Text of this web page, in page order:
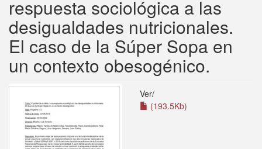
respuesta sociológica a las
desigualdades nutricionales.
El caso de la Súper Sopa en
un contexto obesogénico.
Ver/
(193.5Kb)